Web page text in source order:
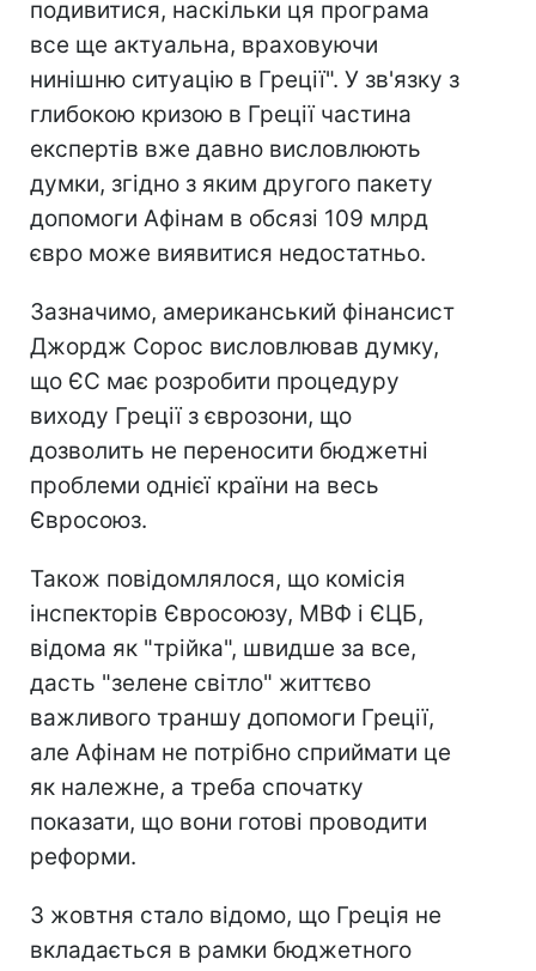
подивитися, наскільки ця програма
все ще актуальна, враховуючи
нинішню ситуацію в Греції". У зв'язку з
глибокою кризою в Греції частина
експертів вже давно висловлюють
думки, згідно з яким другого пакету
допомоги Афінам в обсязі 109 млрд
євро може виявитися недостатньо.
Зазначимо, американський фінансист
Джордж Сорос висловлював думку,
що ЄС має розробити процедуру
виходу Греції з єврозони, що
дозволить не переносити бюджетні
проблеми однієї країни на весь
Євросоюз.
Також повідомлялося, що комісія
інспекторів Євросоюзу, МВФ і ЄЦБ,
відома як "трійка", швидше за все,
дасть "зелене світло" життєво
важливого траншу допомоги Греції,
але Афінам не потрібно сприймати це
як належне, а треба спочатку
показати, що вони готові проводити
реформи.
3 жовтня стало відомо, що Греція не
вкладається в рамки бюджетного